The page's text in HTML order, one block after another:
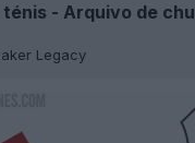
ténis - Arquivo de
Legacy